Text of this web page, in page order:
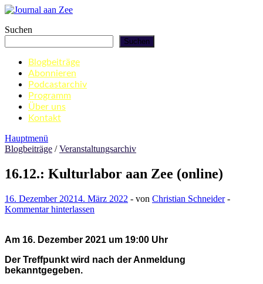
Zum
springen
Journal aan Zee
Suchen
Suchen
Blogbeiträge
Abonnieren
Podcastarchiv
Programm
Über uns
Kontakt
Hauptmenü
Blogbeiträge /Veranstaltungsarchiv
16.12.: Kulturlabor aan Zee (online)
16. Dezember 20214. März 2022 - von Christian Schneider-
Kommentar hinterlassen
Am 16. Dezember 2021 um 19:00 Uhr
Der Treffpunkt wird nach der Anmeldung
bekanntgegeben.